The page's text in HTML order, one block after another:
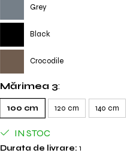
Grey
Black
Crocodile
Mărimea 3:
100 cm 120 cm 140 cm
IN STOC
Durata de livrare: 1